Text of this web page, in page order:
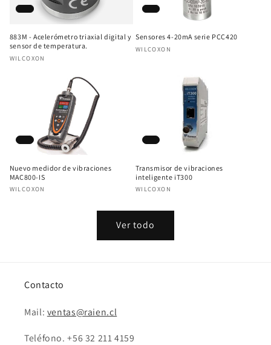
883M - Acelerómetro triaxial digital y
sensor de temperatura.
Proveedor:
WILCOXON
Sensores 4-20mA serie PCC420
Proveedor:
WILCOXON
Nuevo medidor de vibraciones
MAC800-IS
Proveedor:
WILCOXON
Transmisor de vibraciones
inteligente iT300
Proveedor:
WILCOXON
Ver todo
Contacto
Mail: ventas@raien.cl
Teléfono. +56 32 211 4159